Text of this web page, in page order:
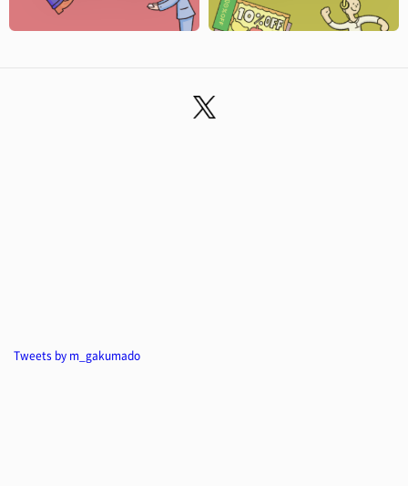
Tweets by m_gakumado